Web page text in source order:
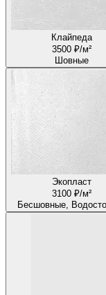
Клайпеда
3500 ₽/м²
Шовные
Экопласт
3100 ₽/м²
Бесшовные,